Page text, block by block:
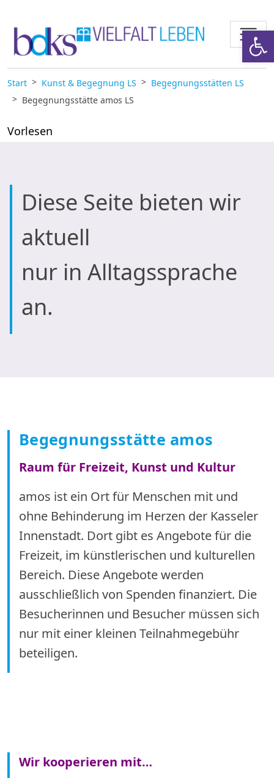
Start Kunst & Begegnung LS
Begegnungsstätten LS
Begegnungsstätte amos LS
Vorlesen
Diese Seite bieten wir
aktuell
nur in Alltagssprache
an.
Begegnungsstätte amos
Raum für Freizeit, Kunst und Kultur
amos ist ein Ort für Menschen mit und
ohne Behinderung im Herzen der Kasseler
Innenstadt. Dort gibt es Angebote für die
Freizeit, im künstlerischen und kulturellen
Bereich. Diese Angebote werden
ausschließlich von Spenden finanziert. Die
Besucherinnen und Besucher müssen sich
nur mit einer kleinen Teilnahmegebühr
beteiligen.
Wir kooperieren mit…